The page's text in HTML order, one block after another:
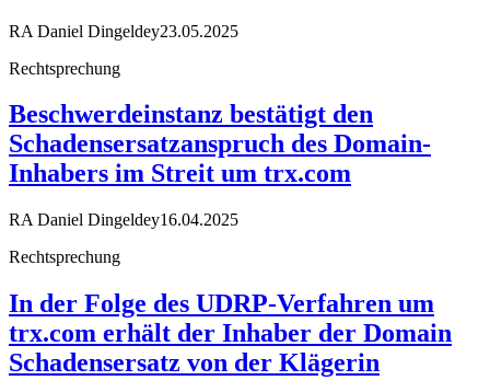
RA Daniel Dingeldey23.05.2025
Rechtsprechung
Beschwerdeinstanz bestätigt den
Schadensersatzanspruch des Domain-
Inhabers im Streit um trx.com
RA Daniel Dingeldey16.04.2025
Rechtsprechung
In der Folge des UDRP-Verfahren um
trx.com erhält der Inhaber der Domain
Schadensersatz von der Klägerin